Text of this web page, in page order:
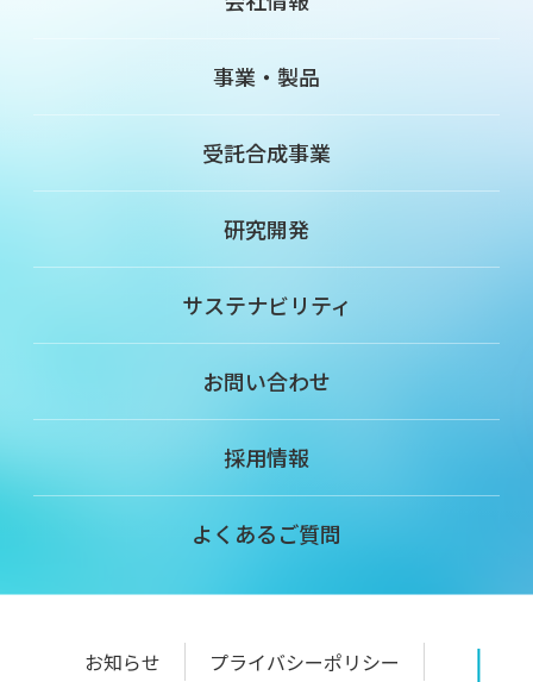
事業・製品
受託合成事業
研究開発
サステナビリティ
お問い合わせ
採用情報
よくあるご質問
お知らせ プライバシーポリシー